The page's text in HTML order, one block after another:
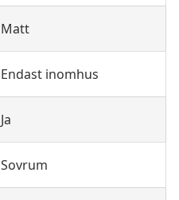
Matt
Endast inomhus
Ja
Sovrum